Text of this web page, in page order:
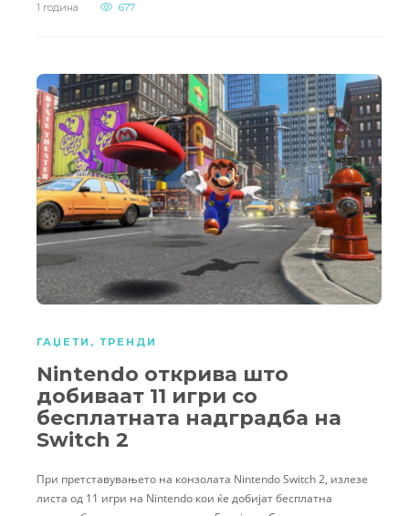
1 година 677
ГАЏЕТИ , ТРЕНДИ
Nintendo открива што
добиваат 11 игри со
бесплатната надградба на
Switch 2
При претставувањето на конзолата Nintendo Switch 2, излезе
листа од 11 игри на Nintendo кои ќе добијат бесплатна